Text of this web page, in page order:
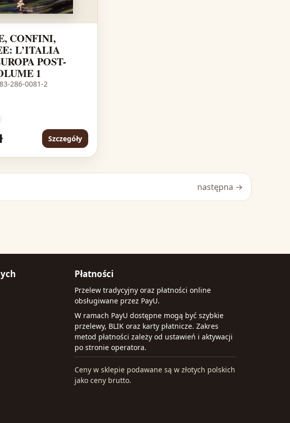
CONFINI,
L’ITALIA
POST-
1
286-0081-2
Szczegóły
następna →
Płatności
Przelew tradycyjny oraz płatności online
obsługiwane przez PayU.
W ramach PayU dostępne mogą być szybkie
przelewy, BLIK oraz karty płatnicze. Zakres
metod płatności zależy od ustawień i aktywacji
po stronie operatora.
Ceny w sklepie podawane są w złotych polskich
jako ceny brutto.